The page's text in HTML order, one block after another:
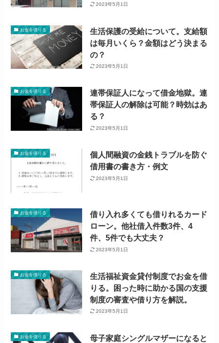
2023年5月1日
お金を借りる
生活保護の受給について。支給額
は毎月いくら？金額はどう決まる
の？
2023年5月1日
お金を借りる
連帯保証人になって借金地獄。連
帯保証人の解除は可能？時効はあ
る？
2023年5月1日
お金を借りる
個人間融資の金銭トラブルを防ぐ
借用書の書き方・例文
2023年5月1日
お金を借りる
借り入れ多くても借りれるカード
ローン。他社借入件数3件、4
件、5件でも大丈夫？
2023年5月1日
お金を借りる
生活福祉資金貸付制度でお金を借
りる。困った時に助かる国の支援
制度の審査や借り方を解説。
2023年5月1日
お金を借りる
母子家庭シングルマザーになると